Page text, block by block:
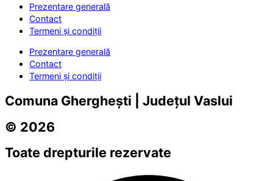
Prezentare generală
Contact
Termeni și condiții
Prezentare generală
Contact
Termeni și condiții
Comuna Gherghești | Județul Vaslui
© 2026
Toate drepturile rezervate